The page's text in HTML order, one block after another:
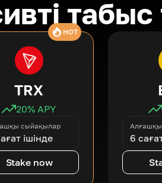
HOT
TRX
20% APY
сыйақылар
ішінде
Stake now
6